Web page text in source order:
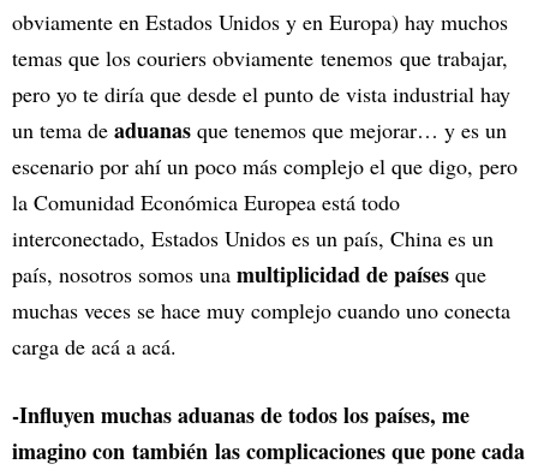
obviamente en Estados Unidos y en Europa) hay muchos
temas que los couriers obviamente tenemos que trabajar,
pero yo te diría que desde el punto de vista industrial hay
un tema de aduanas que tenemos que mejorar… y es un
escenario por ahí un poco más complejo el que digo, pero
la Comunidad Económica Europea está todo
interconectado, Estados Unidos es un país, China es un
país, nosotros somos una multiplicidad de países que
muchas veces se hace muy complejo cuando uno conecta
carga de acá a acá.
-Influyen muchas aduanas de todos los países, me
imagino con también las complicaciones que pone cada